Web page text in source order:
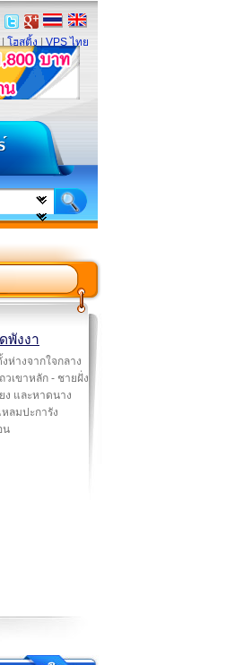
โฮสติ้ง VPS ไทย
พังงา
ห่างจากใจกลาง
วเขาหลัก - ชายฝั่ง
ง และหาดนาง
ลมปะการัง
น